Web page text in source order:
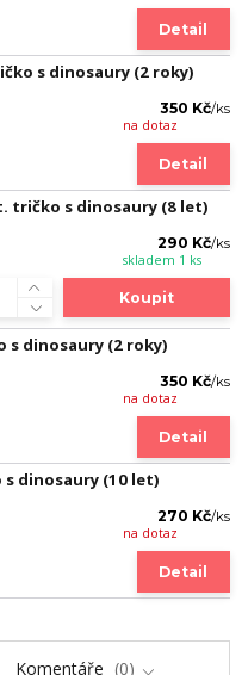
Detail
s dinosaury (2 roky)
350 Kč/ks
na dotaz
Detail
tričko s dinosaury (8 let)
290 Kč/ks
skladem 1 ks
Koupit
dinosaury (2 roky)
350 Kč/ks
na dotaz
Detail
dinosaury (10 let)
270 Kč/ks
na dotaz
Detail
Komentáře 0